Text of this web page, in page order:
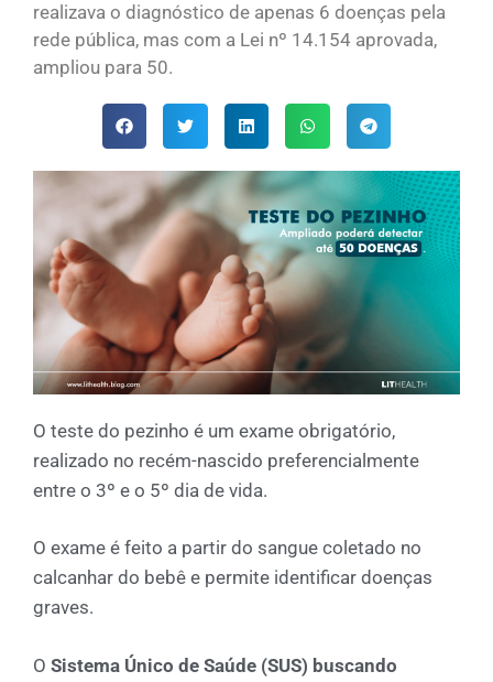
realizava o diagnóstico de apenas 6 doenças pela
rede pública, mas com a Lei nº 14.154 aprovada,
ampliou para 50.
O teste do pezinho é um exame obrigatório,
realizado no recém-nascido preferencialmente
entre o 3º e o 5º dia de vida.
O exame é feito a partir do sangue coletado no
calcanhar do bebê e permite identificar doenças
graves.
O Sistema Único de Saúde (SUS) buscando